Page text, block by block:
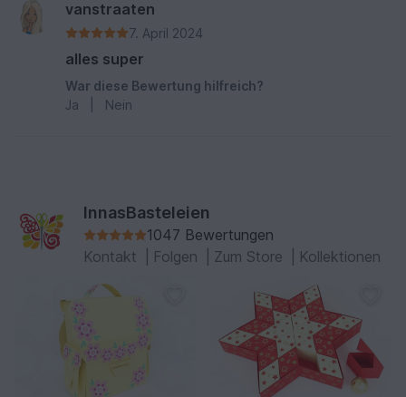
vanstraaten
7. April 2024
alles super
War diese Bewertung hilfreich?
Ja
Nein
InnasBasteleien
1047 Bewertungen
Kontakt
Folgen Zum Store Kollektionen